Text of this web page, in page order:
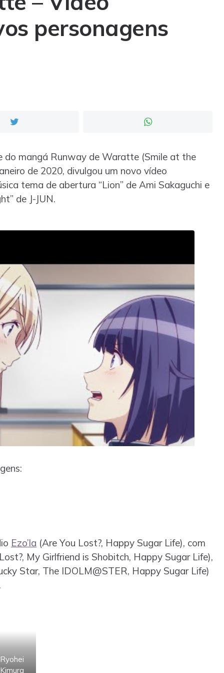
personagens
do mangá Runway de Waratte (Smile at the
de 2020, divulgou um novo vídeo
tema de abertura “Lion” de Ami Sakaguchi e
de J-JUN.
Ezo’la (Are You Lost?, Happy Sugar Life), com
My Girlfriend is Shobitch, Happy Sugar Life),
Star, The IDOLM@STER, Happy Sugar Life)
Ryohei
Kimura